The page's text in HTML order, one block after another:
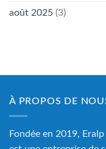
août 2025 (3)
À PROPOS DE
Fondée en 2019,